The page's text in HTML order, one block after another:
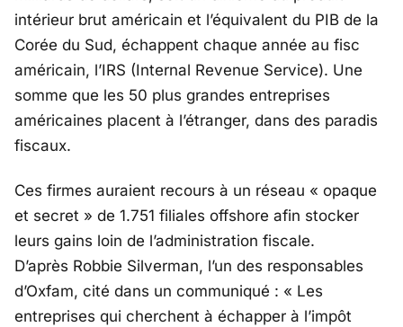
intérieur brut américain et l’équivalent du PIB de la
Corée du Sud, échappent chaque année au fisc
américain, l’IRS (Internal Revenue Service). Une
somme que les 50 plus grandes entreprises
américaines placent à l’étranger, dans des paradis
fiscaux.
Ces firmes auraient recours à un réseau « opaque
et secret » de 1.751 filiales offshore afin stocker
leurs gains loin de l’administration fiscale.
D’après Robbie Silverman, l’un des responsables
d’Oxfam, cité dans un communiqué : « Les
entreprises qui cherchent à échapper à l’impôt